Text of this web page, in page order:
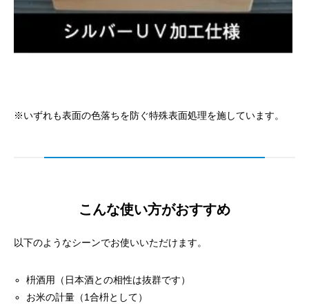
※いずれも表面の色落ちを防ぐ特殊表面処理を施しています。
こんな使い方がおすすめ
以下のようなシーンでお使いいただけます。
枡酒用（日本酒との相性は抜群です）
お米の計量（1合枡として）